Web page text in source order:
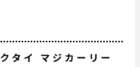
タイ マジカーリー